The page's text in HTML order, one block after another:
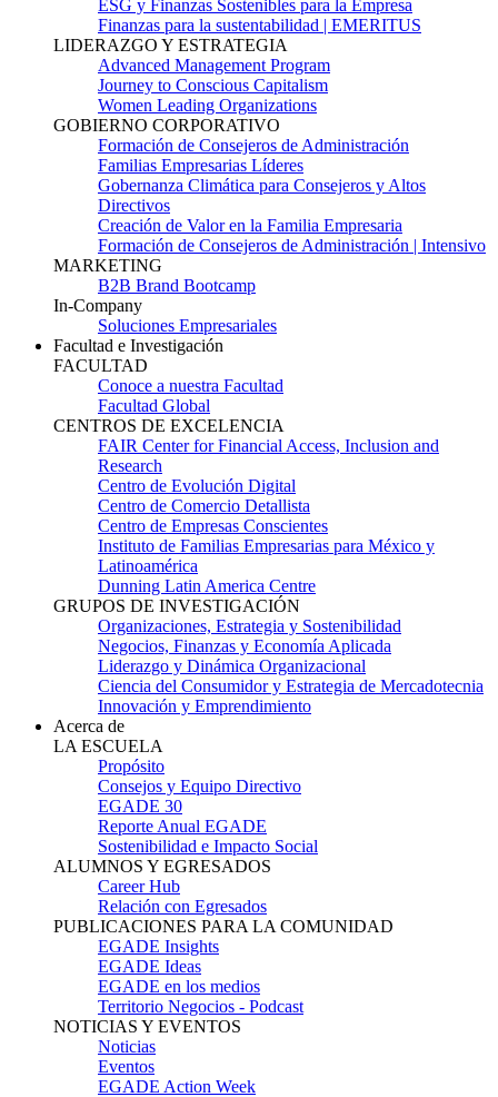
ESG y Finanzas Sostenibles para la Empresa
Finanzas para la sustentabilidad | EMERITUS
LIDERAZGO Y ESTRATEGIA
Advanced Management Program
Journey to Conscious Capitalism
Women Leading Organizations
GOBIERNO CORPORATIVO
Formación de Consejeros de Administración
Familias Empresarias Líderes
Gobernanza Climática para Consejeros y Altos
Directivos
Creación de Valor en la Familia Empresaria
Formación de Consejeros de Administración | Intensivo
MARKETING
B2B Brand Bootcamp
In-Company
Soluciones Empresariales
Facultad e Investigación
FACULTAD
Conoce a nuestra Facultad
Facultad Global
CENTROS DE EXCELENCIA
FAIR Center for Financial Access, Inclusion and
Research
Centro de Evolución Digital
Centro de Comercio Detallista
Centro de Empresas Conscientes
Instituto de Familias Empresarias para México y
Latinoamérica
Dunning Latin America Centre
GRUPOS DE INVESTIGACIÓN
Organizaciones, Estrategia y Sostenibilidad
Negocios, Finanzas y Economía Aplicada
Liderazgo y Dinámica Organizacional
Ciencia del Consumidor y Estrategia de Mercadotecnia
Innovación y Emprendimiento
Acerca de
LA ESCUELA
Propósito
Consejos y Equipo Directivo
EGADE 30
Reporte Anual EGADE
Sostenibilidad e Impacto Social
ALUMNOS Y EGRESADOS
Career Hub
Relación con Egresados
PUBLICACIONES PARA LA COMUNIDAD
EGADE Insights
EGADE Ideas
EGADE en los medios
Territorio Negocios - Podcast
NOTICIAS Y EVENTOS
Noticias
Eventos
EGADE Action Week